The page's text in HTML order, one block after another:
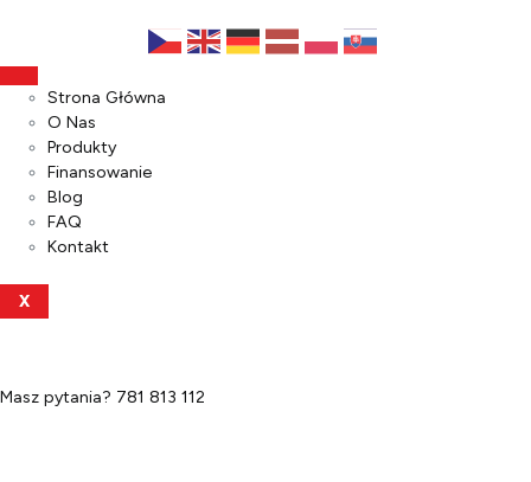
Strona Główna
O Nas
Produkty
Finansowanie
Blog
FAQ
Kontakt
X
Masz pytania? 781 813 112